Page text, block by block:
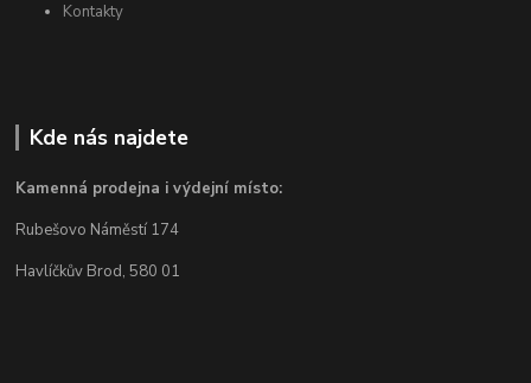
Kontakty
Kde nás najdete
Kamenná prodejna i výdejní místo:
Rubešovo Náměstí 174
Havlíčkův Brod, 580 01